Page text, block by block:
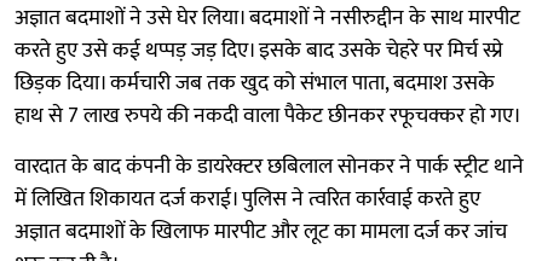
अज्ञात बदमाशों ने उसे घेर लिया। बदमाशों ने नसीरुद्दीन के साथ मारपीट
करते हुए उसे कई थप्पड़ जड़ दिए। इसके बाद उसके चेहरे पर मिर्च स्प्रे
छिड़क दिया। कर्मचारी जब तक खुद को संभाल पाता, बदमाश उसके
हाथ से 7 लाख रुपये की नकदी वाला पैकेट छीनकर रफूचक्कर हो गए।
वारदात के बाद कंपनी के डायरेक्टर छबिलाल सोनकर ने पार्क स्ट्रीट थाने
में लिखित शिकायत दर्ज कराई। पुलिस ने त्वरित कार्रवाई करते हुए
अज्ञात बदमाशों के खिलाफ मारपीट और लूट का मामला दर्ज कर जांच